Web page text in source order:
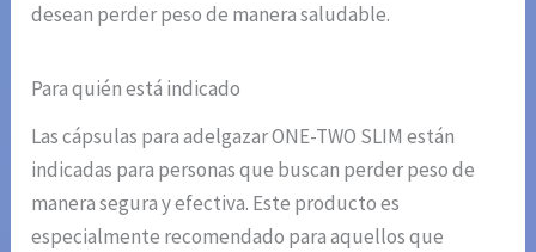
desean perder peso de manera saludable.
Para quién está indicado
Las cápsulas para adelgazar ONE-TWO SLIM están
indicadas para personas que buscan perder peso de
manera segura y efectiva. Este producto es
especialmente recomendado para aquellos que